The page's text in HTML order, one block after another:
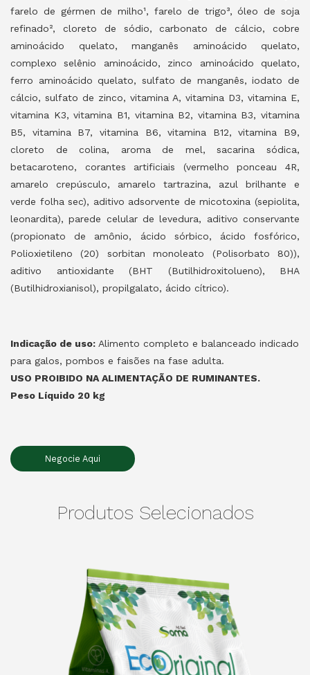
farelo de gérmen de milho¹, farelo de trigo³, óleo de soja
refinado², cloreto de sódio, carbonato de cálcio, cobre
aminoácido quelato, manganês aminoácido quelato,
complexo selênio aminoácido, zinco aminoácido quelato,
ferro aminoácido quelato, sulfato de manganês, iodato de
cálcio, sulfato de zinco, vitamina A, vitamina D3, vitamina E,
vitamina K3, vitamina B1, vitamina B2, vitamina B3, vitamina
B5, vitamina B7, vitamina B6, vitamina B12, vitamina B9,
cloreto de colina, aroma de mel, sacarina sódica,
betacaroteno, corantes artificiais (vermelho ponceau 4R,
amarelo crepúsculo, amarelo tartrazina, azul brilhante e
verde folha sec), aditivo adsorvente de micotoxina (sepiolita,
leonardita), parede celular de levedura, aditivo conservante
(propionato de amônio, ácido sórbico, ácido fosfórico,
Polioxietileno (20) sorbitan monoleato (Polisorbato 80)),
aditivo antioxidante (BHT (Butilhidroxitolueno), BHA
(Butilhidroxianisol), propilgalato, ácido cítrico).
Indicação de uso: Alimento completo e balanceado indicado
para galos, pombos e faisões na fase adulta.
USO PROIBIDO NA ALIMENTAÇÃO DE RUMINANTES.
Peso Líquido 20 kg
Negocie Aqui
Produtos Selecionados